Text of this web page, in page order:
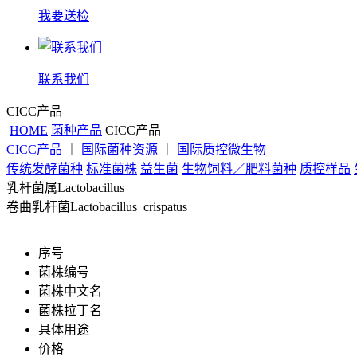
我要送检
联系我们
CICC产品
HOME 菌种产品 CICC产品
CICC产品
国际菌种资源
国际质控微生物
传统发酵菌种 标准菌株 益生菌 生物饲料／肥料菌种 质控样品
乳杆菌属Lactobacillus
卷曲乳杆菌Lactobacillus crispatus
序号
菌株编号
菌株中文名
菌株拉丁名
具体用途
价格